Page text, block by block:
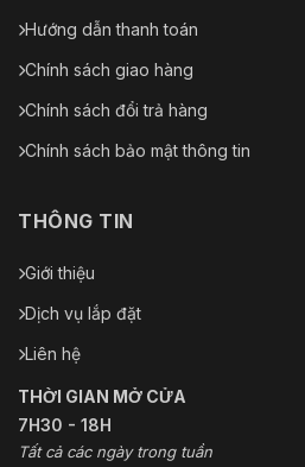
Hướng dẫn thanh toán
Chính sách giao hàng
Chính sách đổi trả hàng
Chính sách bảo mật thông tin
THÔNG TIN
Giới thiệu
Dịch vụ lắp đặt
Liên hệ
THỜI GIAN MỞ CỬA
7H30 - 18H
Tất cả các ngày trong tuần